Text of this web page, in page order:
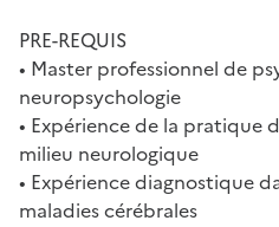
PRE-REQUIS
• Master professionnel de
neuropsychologie
• Expérience de la pratique
milieu neurologique
• Expérience diagnostique
maladies cérébrales